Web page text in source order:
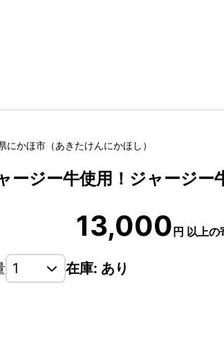
にかほ市 （あきたけんにかほし ）
ージー牛使用！ジャージー
13,000円 以上の
在庫: あり